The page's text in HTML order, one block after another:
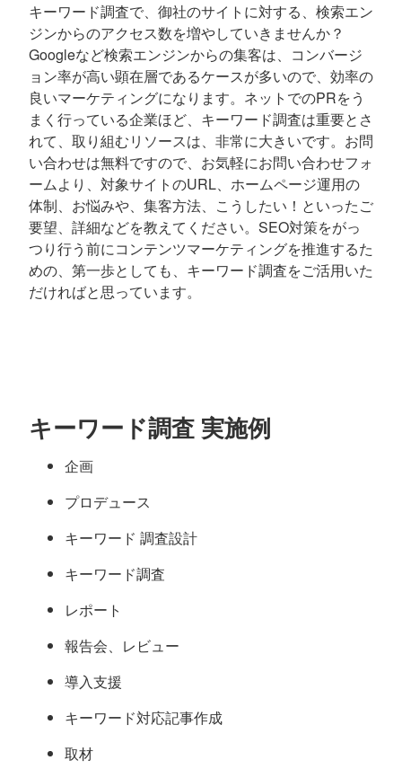
キーワード調査で、御社のサイトに対する、検索エン
ジンからのアクセス数を増やしていきませんか？
Googleなど検索エンジンからの集客は、コンバージ
ョン率が高い顕在層であるケースが多いので、効率の
良いマーケティングになります。ネットでのPRをう
まく行っている企業ほど、キーワード調査は重要とさ
れて、取り組むリソースは、非常に大きいです。お問
い合わせは無料ですので、お気軽にお問い合わせフォ
ームより、対象サイトのURL、ホームページ運用の
体制、お悩みや、集客方法、こうしたい！といったご
要望、詳細などを教えてください。SEO対策をがっ
つり行う前にコンテンツマーケティングを推進するた
めの、第一歩としても、キーワード調査をご活用いた
だければと思っています。
キーワード調査 実施例
企画
プロデュース
キーワード 調査設計
キーワード調査
レポート
報告会、レビュー
導入支援
キーワード対応記事作成
取材